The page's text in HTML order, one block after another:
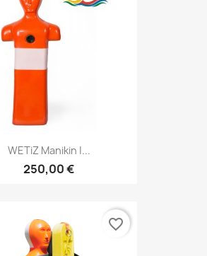
WETiZ Manikin |...
250,00 €
favorite_border